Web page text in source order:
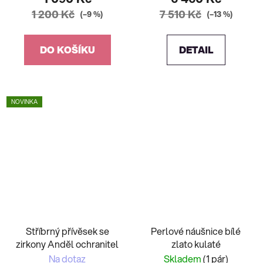
1 200 Kč (–9 %)
DO KOŠÍKU
7 510 Kč (–13 %)
DETAIL
NOVINKA
Stříbrný přívěsek se
zirkony Anděl ochranitel
Na dotaz
Perlové náušnice bílé
zlato kulaté
Skladem(1 pár)